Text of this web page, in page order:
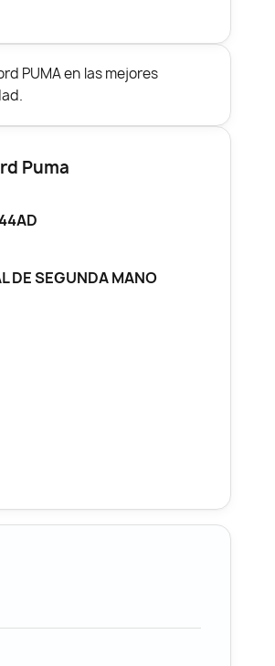
PUMA en las mejores
Puma
DE SEGUNDA MANO